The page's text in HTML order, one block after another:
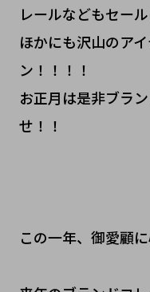
レールなどもセー
ほかにも沢山のア
ン！！！！
お正月は是非ブラ
せ！！
この一年、御愛顧